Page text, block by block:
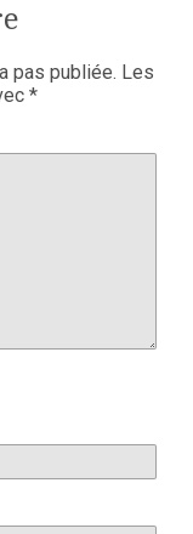
pas publiée. Les
*